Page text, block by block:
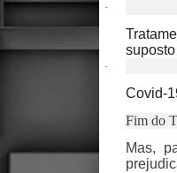
·
·
Covid-
Fim do
Mas,